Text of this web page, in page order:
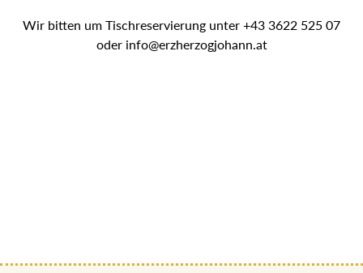
Wir bitten um Tischreservierung unter +43 3622 525 07
oder info@erzherzogjohann.at